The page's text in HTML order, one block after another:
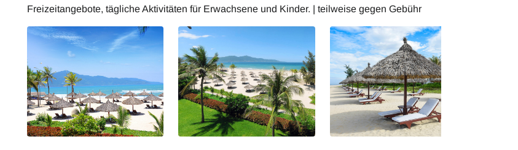
Freizeitangebote, tägliche Aktivitäten für Erwachsene und Kinder. | teilweise gegen Gebühr